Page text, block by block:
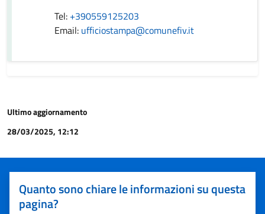
Tel: +390559125203
Email: ufficiostampa@comunefiv.it
Ultimo aggiornamento
28/03/2025, 12:12
Quanto sono chiare le informazioni su questa
pagina?